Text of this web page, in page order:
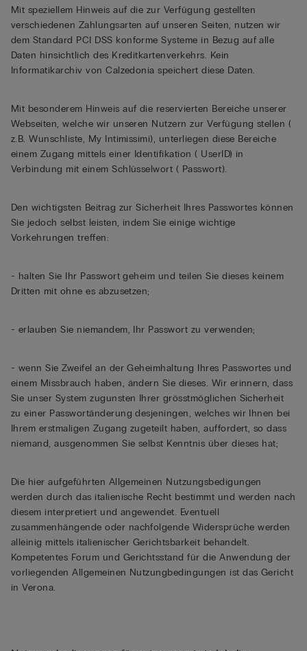
Mit speziellem Hinweis auf die zur Verfügung gestellten
verschiedenen Zahlungsarten auf unseren Seiten, nutzen wir
dem Standard PCI DSS konforme Systeme in Bezug auf alle
Daten hinsichtlich des Kreditkartenverkehrs. Kein
Informatikarchiv von Calzedonia speichert diese Daten.
Mit besonderem Hinweis auf die reservierten Bereiche unserer
Webseiten, welche wir unseren Nutzern zur Verfügung stellen (
z.B. Wunschliste, My Intimissimi), unterliegen diese Bereiche
einem Zugang mittels einer Identifikation ( UserID) in
Verbindung mit einem Schlüsselwort ( Passwort).
Den wichtigsten Beitrag zur Sicherheit Ihres Passwortes können
Sie jedoch selbst leisten, indem Sie einige wichtige
Vorkehrungen treffen:
- halten Sie Ihr Passwort geheim und teilen Sie dieses keinem
Dritten mit ohne es abzusetzen;
- erlauben Sie niemandem, Ihr Passwort zu verwenden;
- wenn Sie Zweifel an der Geheimhaltung Ihres Passwortes und
einem Missbrauch haben, ändern Sie dieses. Wir erinnern, dass
Sie unser System zugunsten Ihrer grösstmöglichen Sicherheit
zu einer Passwortänderung desjeningen, welches wir Ihnen bei
Ihrem erstmaligen Zugang zugeteilt haben, auffordert, so dass
niemand, ausgenommen Sie selbst Kenntnis über dieses hat;
Die hier aufgeführten Allgemeinen Nutzungsbedigungen
werden durch das italienische Recht bestimmt und werden nach
diesem interpretiert und angewendet. Eventuell
zusammenhängende oder nachfolgende Widersprüche werden
alleinig mittels italienischer Gerichtsbarkeit behandelt.
Kompetentes Forum und Gerichtsstand für die Anwendung der
vorliegenden Allgemeinen Nutzungbedingungen ist das Gericht
in Verona.